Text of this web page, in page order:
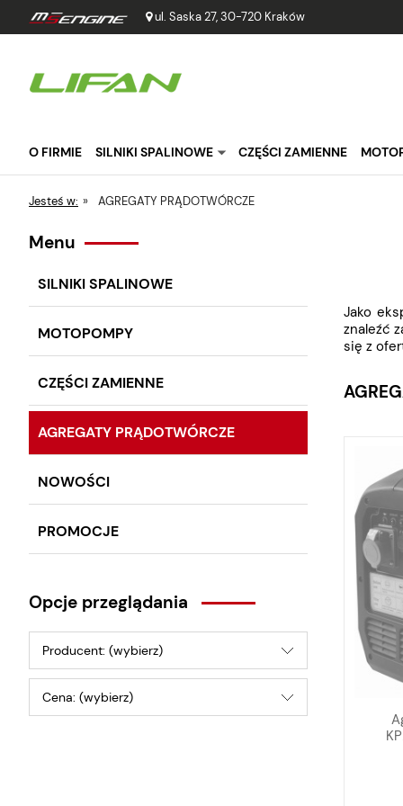
ul. Saska 27, 30-720 Kraków
O FIRMIE SILNIKI SPALINOWE CZĘŚCI ZAMIENNE
Jesteś w: » AGREGATY PRĄDOTWÓRCZE
Menu
SILNIKI SPALINOWE
MOTOPOMPY
CZĘŚCI ZAMIENNE
AGREGATY PRĄDOTWÓRCZE
NOWOŚCI
PROMOCJE
Opcje przeglądania
Producent: (wybierz)
Cena: (wybierz)
Jako
znaleźć
się z